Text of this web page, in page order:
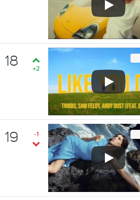
18
+2
19 -1